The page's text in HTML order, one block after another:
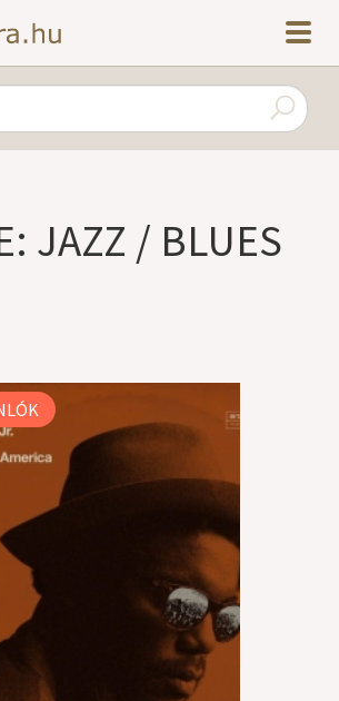
JAZZ / BLUES